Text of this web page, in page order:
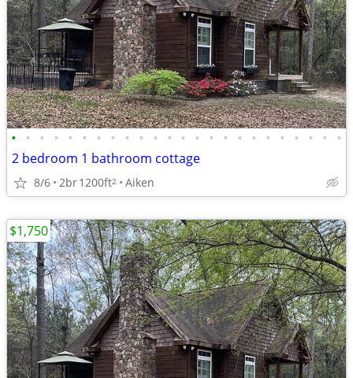
• • • • • • • • • • • • • • • • • • • • • • • •
2 bedroom 1 bathroom cottage
8/6 2br1200ft2 Aiken
$1,750